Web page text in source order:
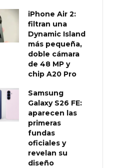
iPhone Air 2:
filtran una
Dynamic Island
más pequeña,
doble cámara
de 48 MP y
chip A20 Pro
Samsung
Galaxy S26 FE:
aparecen las
primeras
fundas
oficiales y
revelan su
diseño